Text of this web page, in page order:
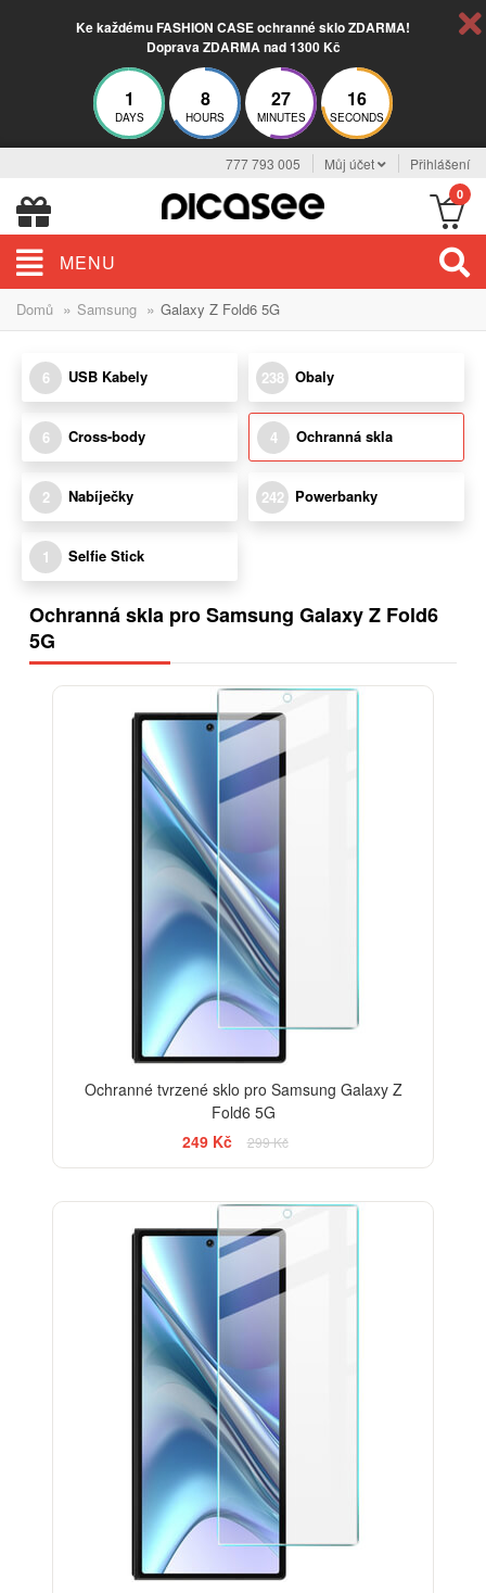
Ke každému FASHION CASE ochranné sklo ZDARMA!
Doprava ZDARMA nad 1300 Kč
1
DAYS
8
HOURS
27
MINUTES
16
SECONDS
777 793 005 Můj účet Přihlášení
0
MENU
Domů » Samsung » Galaxy Z Fold6 5G
6 USB Kabely 238 Obaly
6 Cross-body 4 Ochranná skla
2 Nabíječky 242 Powerbanky
1 Selfie Stick
Ochranná skla pro Samsung Galaxy Z Fold6
5G
Ochranné tvrzené sklo pro Samsung Galaxy Z
Fold6 5G
249 Kč
299 Kč